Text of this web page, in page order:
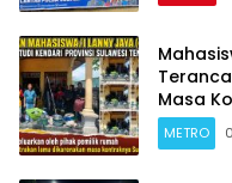
Masa
METRO